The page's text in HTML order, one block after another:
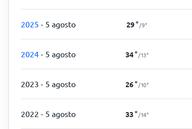
2025 - 5 agosto 29° /9°
2024 - 5 agosto 34° /13°
2023 - 5 agosto 26° /10°
2022 - 5 agosto 33° /14°